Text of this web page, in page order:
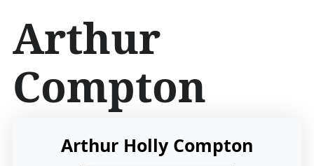
r
ğ
e
Arthur
Compton
Arthur Holly Compton